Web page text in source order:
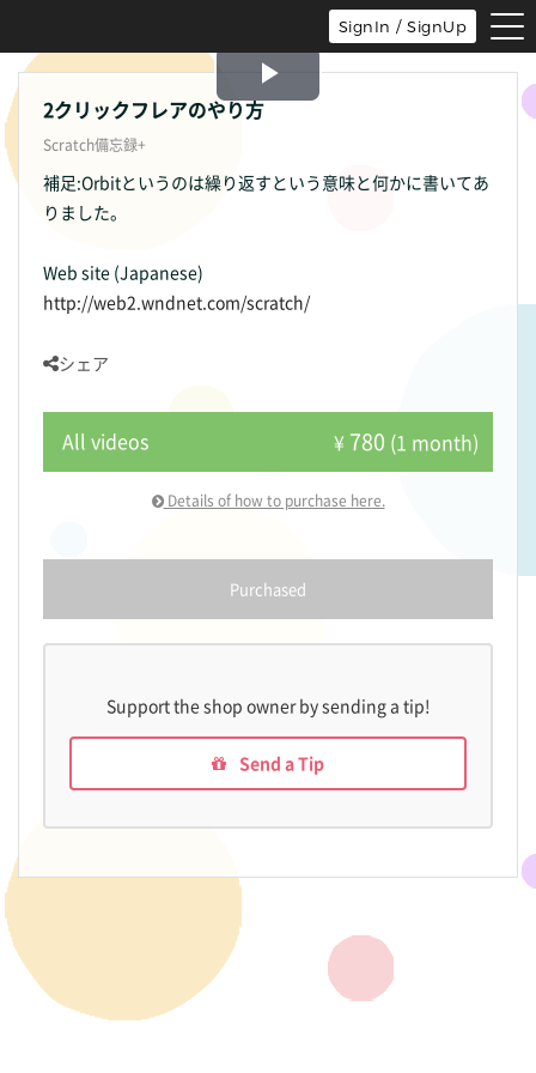
SignIn / SignUp
Play
2クリックフレアのやり方
Scratch備忘録+
補足:Orbitというのは繰り返すという意味と何かに書いてあ
りました。
Web site (Japanese)
http://web2.wndnet.com/scratch/
シェア
All videos ¥ 780 (1 month)
Details of how to purchase here.
Purchased
Support the shop owner by sending a tip!
Send a Tip